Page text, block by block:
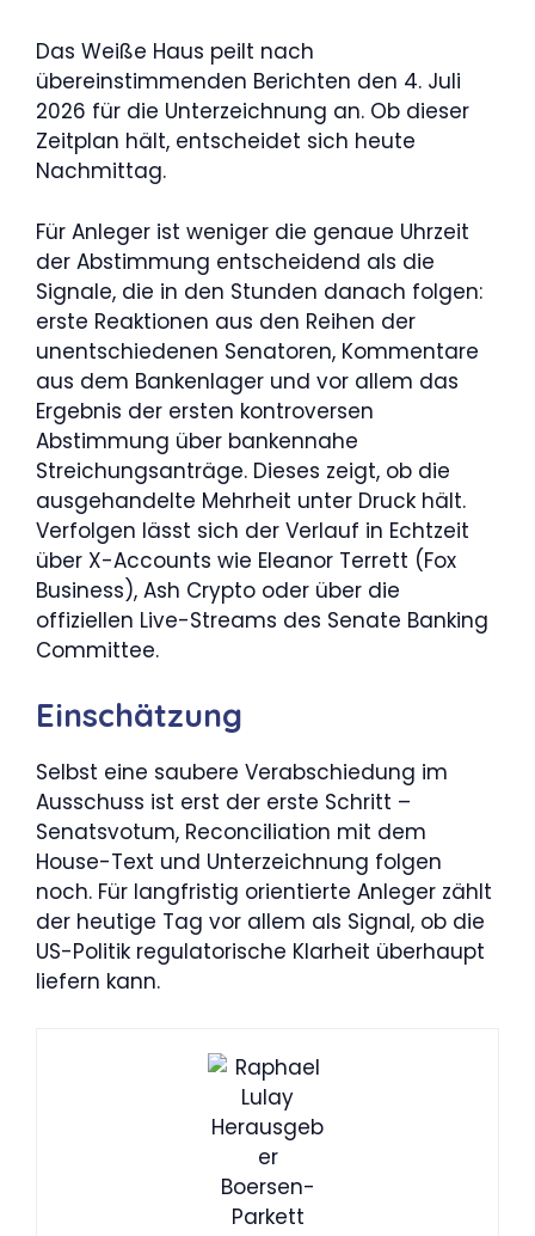
Das Weiße Haus peilt nach
übereinstimmenden Berichten den 4. Juli
2026 für die Unterzeichnung an. Ob dieser
Zeitplan hält, entscheidet sich heute
Nachmittag.
Für Anleger ist weniger die genaue Uhrzeit
der Abstimmung entscheidend als die
Signale, die in den Stunden danach folgen:
erste Reaktionen aus den Reihen der
unentschiedenen Senatoren, Kommentare
aus dem Bankenlager und vor allem das
Ergebnis der ersten kontroversen
Abstimmung über bankennahe
Streichungsanträge. Dieses zeigt, ob die
ausgehandelte Mehrheit unter Druck hält.
Verfolgen lässt sich der Verlauf in Echtzeit
über X-Accounts wie Eleanor Terrett (Fox
Business), Ash Crypto oder über die
offiziellen Live-Streams des Senate Banking
Committee.
Einschätzung
Selbst eine saubere Verabschiedung im
Ausschuss ist erst der erste Schritt –
Senatsvotum, Reconciliation mit dem
House-Text und Unterzeichnung folgen
noch. Für langfristig orientierte Anleger zählt
der heutige Tag vor allem als Signal, ob die
US-Politik regulatorische Klarheit überhaupt
liefern kann.